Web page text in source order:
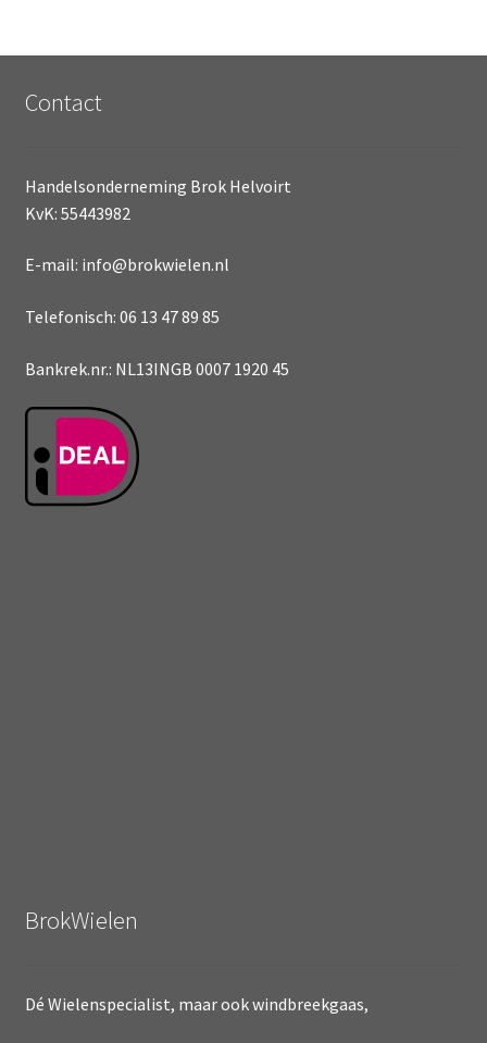
Contact
Handelsonderneming Brok Helvoirt
KvK: 55443982
E-mail: info@brokwielen.nl
Telefonisch: 06 13 47 89 85
Bankrek.nr.: NL13INGB 0007 1920 45
BrokWielen
Dé Wielenspecialist, maar ook windbreekgaas,